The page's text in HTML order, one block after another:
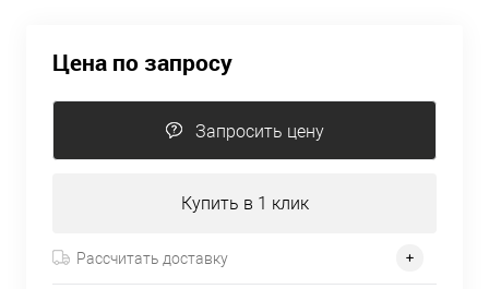
Цена по запросу
Запросить цену
Купить в 1 клик
Рассчитать доставку